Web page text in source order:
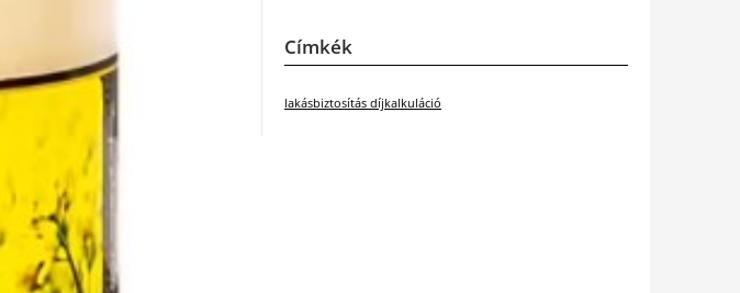
Címkék
lakásbiztosítás díjkalkuláció